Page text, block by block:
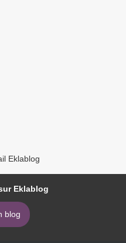
Eklablog
Eklablog
blog